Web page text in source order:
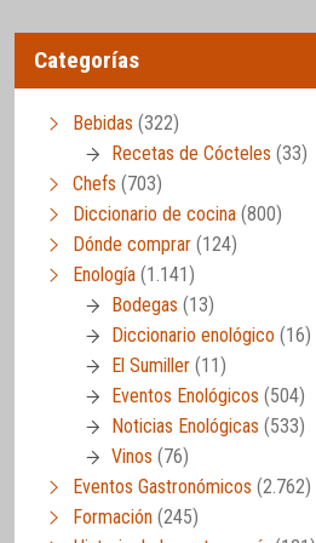
Categorías
Bebidas (322)
Recetas de Cócteles (33)
Chefs (703)
Diccionario de cocina (800)
Dónde comprar (124)
Enología (1.141)
Bodegas (13)
Diccionario enológico (16)
El Sumiller (11)
Eventos Enológicos (504)
Noticias Enológicas (533)
Vinos (76)
Eventos Gastronómicos (2.762)
Formación (245)